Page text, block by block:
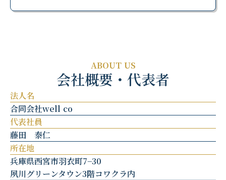
ABOUT US
会社概要・代表者
法人名
合同会社well co
代表社員
藤田 泰仁
所在地
兵庫県西宮市羽衣町7−30
夙川グリーンタウン3階コワクラ内